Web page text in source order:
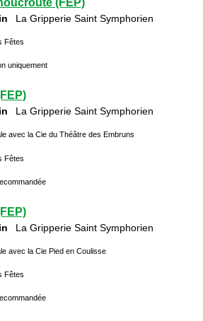
La Gripperie Saint Symphorien
Fêtes
uniquement
La Gripperie Saint Symphorien
avec la Cie du Théâtre des Embruns
Fêtes
La Gripperie Saint Symphorien
avec la Cie Pied en Coulisse
Fêtes